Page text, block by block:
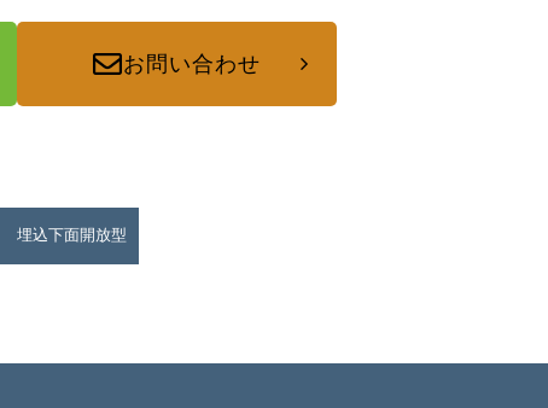
お問い合わせ
埋込下面開放型